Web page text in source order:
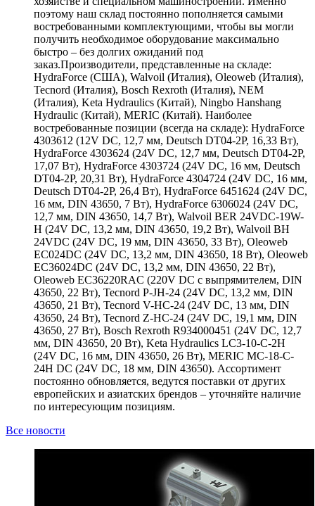
поэтому наш склад постоянно пополняется самыми
востребованными комплектующими, чтобы вы могли
получить необходимое оборудование максимально
быстро – без долгих ожиданий под
заказ.Производители, представленные на складе:
HydraForce (США), Walvoil (Италия), Oleoweb (Италия),
Tecnord (Италия), Bosch Rexroth (Италия), NEM
(Италия), Keta Hydraulics (Китай), Ningbo Hanshang
Hydraulic (Китай), MERIC (Китай). Наиболее
востребованные позиции (всегда на складе): HydraForce
4303612 (12V DC, 12,7 мм, Deutsch DT04-2P, 16,33 Вт),
HydraForce 4303624 (24V DC, 12,7 мм, Deutsch DT04-2P,
17,07 Вт), HydraForce 4303724 (24V DC, 16 мм, Deutsch
DT04-2P, 20,31 Вт), HydraForce 4304724 (24V DC, 16 мм,
Deutsch DT04-2P, 26,4 Вт), HydraForce 6451624 (24V DC,
16 мм, DIN 43650, 7 Вт), HydraForce 6306024 (24V DC,
12,7 мм, DIN 43650, 14,7 Вт), Walvoil BER 24VDC-19W-
H (24V DC, 13,2 мм, DIN 43650, 19,2 Вт), Walvoil BH
24VDC (24V DC, 19 мм, DIN 43650, 33 Вт), Oleoweb
EC024DC (24V DC, 13,2 мм, DIN 43650, 18 Вт), Oleoweb
EC36024DC (24V DC, 13,2 мм, DIN 43650, 22 Вт),
Oleoweb EC36220RAC (220V DC с выпрямителем, DIN
43650, 22 Вт), Tecnord P-JH-24 (24V DC, 13,2 мм, DIN
43650, 21 Вт), Tecnord V-HC-24 (24V DC, 13 мм, DIN
43650, 24 Вт), Tecnord Z-HC-24 (24V DC, 19,1 мм, DIN
43650, 27 Вт), Bosch Rexroth R934000451 (24V DC, 12,7
мм, DIN 43650, 20 Вт), Keta Hydraulics LC3-10-C-2H
(24V DC, 16 мм, DIN 43650, 26 Вт), MERIC MC-18-C-
24H DC (24V DC, 18 мм, DIN 43650). Ассортимент
постоянно обновляется, ведутся поставки от других
европейских и азиатских брендов – уточняйте наличие
по интересующим позициям.
Все новости